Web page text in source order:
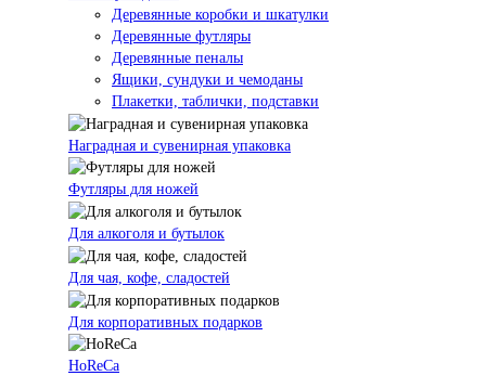
Деревянные коробки и шкатулки
Деревянные футляры
Деревянные пеналы
Ящики, сундуки и чемоданы
Плакетки, таблички, подставки
Наградная и сувенирная упаковка
Футляры для ножей
Для алкоголя и бутылок
Для чая, кофе, сладостей
Для корпоративных подарков
HoReCa